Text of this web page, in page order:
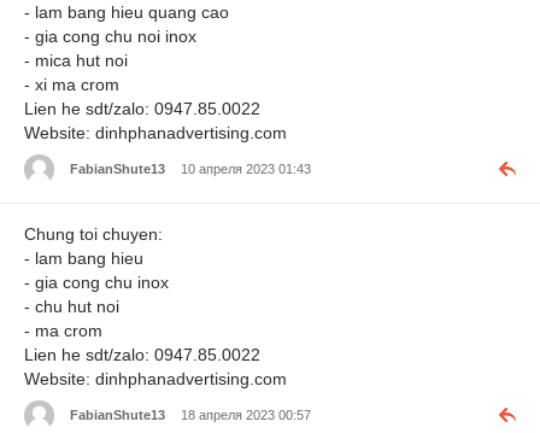
- lam bang hieu quang cao
- gia cong chu noi inox
- mica hut noi
- xi ma crom
Lien he sdt/zalo: 0947.85.0022
Website: dinhphanadvertising.com
FabianShute13 10 апреля 2023 01:43
Chung toi chuyen:
- lam bang hieu
- gia cong chu inox
- chu hut noi
- ma crom
Lien he sdt/zalo: 0947.85.0022
Website: dinhphanadvertising.com
FabianShute13 18 апреля 2023 00:57